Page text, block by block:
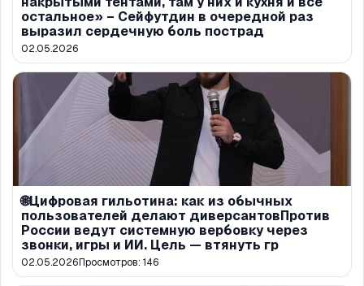
остальное» – Сейфутдин в очередной раз
выразил сердечную боль пострад
02.05.2026
🌐Цифровая гильотина: как из обычных
пользователей делают диверсантовПротив
России ведут системную вербовку через
звонки, игры и ИИ. Цель — втянуть гр
02.05.2026Просмотров: 146